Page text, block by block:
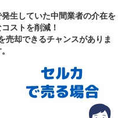
生していた中間業者の介在を
ストを削減！
売却できるチャンスがありま